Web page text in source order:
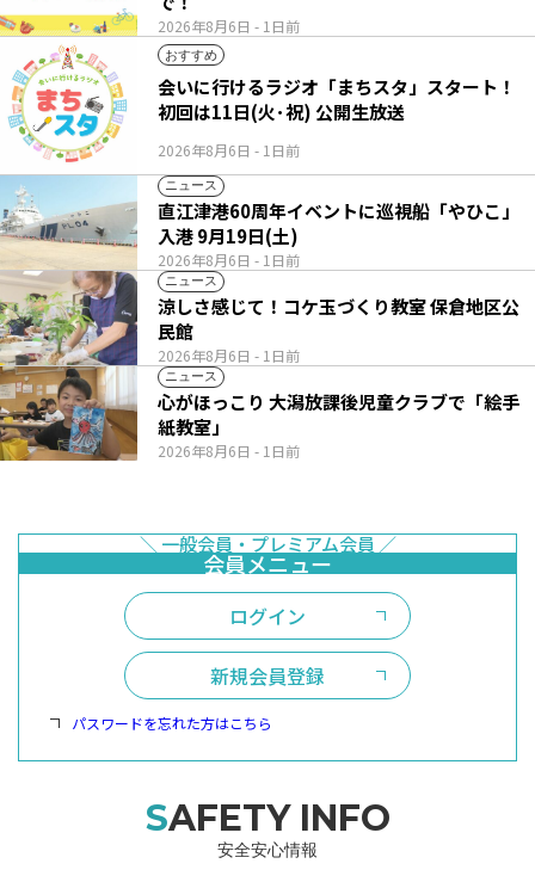
2026年8月6日 - 1日前
おすすめ
2026年8月6日 - 1日前
会いに行けるラジオ「まちスタ」スタート！
初回は11日(火･祝) 公開生放送
ニュース
2026年8月6日 - 1日前
直江津港60周年イベントに巡視船「やひこ」
入港 9月19日(土)
ニュース
2026年8月6日 - 1日前
涼しさ感じて！コケ玉づくり教室 保倉地区公
民館
ニュース
2026年8月6日 - 1日前
心がほっこり 大潟放課後児童クラブで「絵手
紙教室」
ログイン
新規会員登録
パスワードを忘れた方はこちら
SAFETY INFO
安全安心情報